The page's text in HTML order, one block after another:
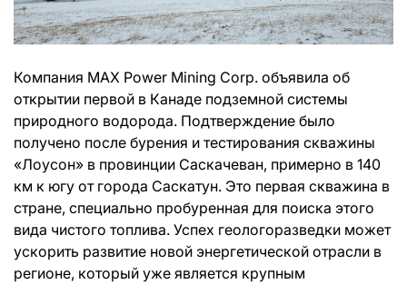
Компания MAX Power Mining Corp. объявила об
открытии первой в Канаде подземной системы
природного водорода. Подтверждение было
получено после бурения и тестирования скважины
«Лоусон» в провинции Саскачеван, примерно в 140
км к югу от города Саскатун. Это первая скважина в
стране, специально пробуренная для поиска этого
вида чистого топлива. Успех геологоразведки может
ускорить развитие новой энергетической отрасли в
регионе, который уже является крупным